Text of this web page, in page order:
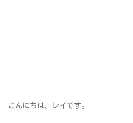
こんにちは、レイです。